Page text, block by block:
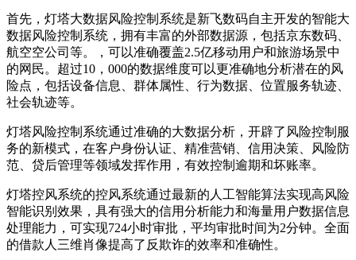
首先，灯塔大数据风险控制系统是新飞数码自主开发的智能大
数据风险控制系统，拥有丰富的外部数据源，包括京东数码、
航空空公司等。，可以准确覆盖2.5亿移动用户和旅游场景中
的网民。超过10，000的数据维度可以更准确地分析潜在的风
险点，包括设备信息、群体属性、行为数据、位置服务轨迹、
社会轨迹等。
灯塔风险控制系统通过准确的大数据分析，开辟了风险控制服
务的新模式，在客户身份认证、精准营销、信用决策、风险防
范、贷后管理等领域发挥作用，有效控制逾期和坏账率。
灯塔控风系统的控风系统通过最新的人工智能算法实现高风险
智能识别效果，具有强大的信用分析能力和海量用户数据信息
处理能力，可实现724小时审批，平均审批时间为2分钟。全面
的借款人三维肖像提高了反欺诈的效率和准确性。